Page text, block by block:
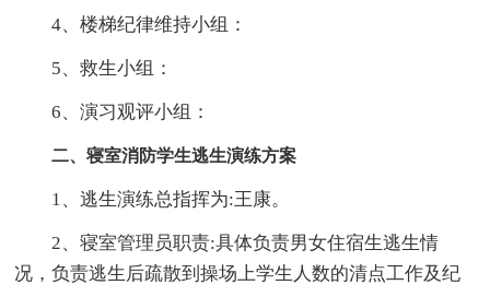
4、楼梯纪律维持小组：
5、救生小组：
6、演习观评小组：
二、寝室消防学生逃生演练方案
1、逃生演练总指挥为:王康。
2、寝室管理员职责:具体负责男女住宿生逃生情
况，负责逃生后疏散到操场上学生人数的清点工作及纪